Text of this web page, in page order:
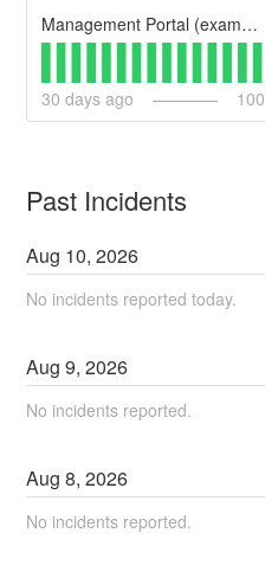
Management Portal (example)
30 days ago 100
Past Incidents
Aug 10,2026
No incidents reported today.
Aug9,2026
No incidents reported.
Aug8,2026
No incidents reported.